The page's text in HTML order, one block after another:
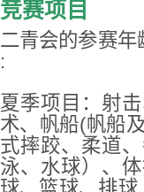
竞赛项目
二青会的参赛
:
夏季项目：射
术、帆船(帆船
式摔跤、柔道
泳、水球）、
球、篮球、排